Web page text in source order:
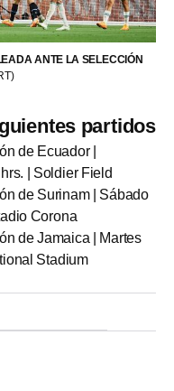
ANTE LA SELECCIÓN
partidos
de Ecuador |
| Soldier Field
de Surinam | Sábado
Corona
de Jamaica | Martes
Stadium